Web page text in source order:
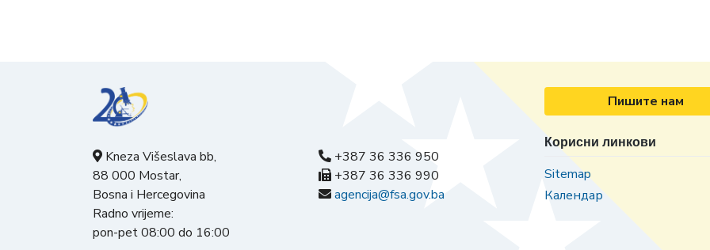
Kneza Višeslava bb,
88 000 Mostar,
Bosna i Hercegovina
Radno vrijeme:
pon-pet 08:00 do 16:00
+387 36 336 950
+387 36 336 990
agencija@fsa.gov.ba
Пишите нам
Корисни линкови
Sitemap
Календар